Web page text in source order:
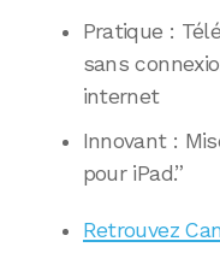
Pratique :
sans
internet
Innovant :
pour iPad.”
Retrouvez